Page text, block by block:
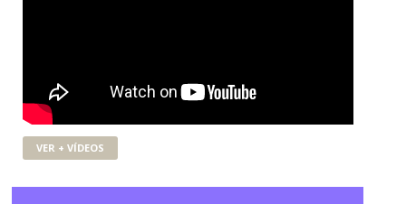
VER + VÍDEOS